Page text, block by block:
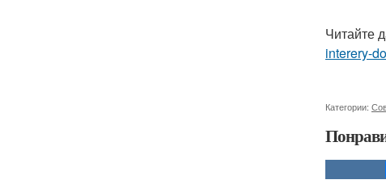
Читайте
interery-
Категории: